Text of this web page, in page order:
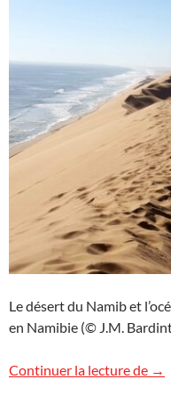
Le désert du Namib et
en Namibie (© J.M.
Continuer la lecture de →